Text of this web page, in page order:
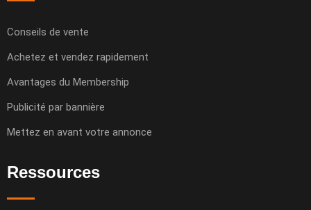
Conseils de vente
Achetez et vendez rapidement
Avantages du Membership
Publicité par bannière
Mettez en avant votre annonce
Ressources